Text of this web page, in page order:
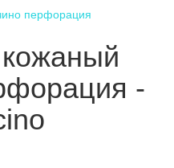
перфорация
-